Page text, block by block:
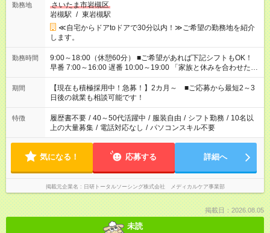
勤務地
さいたま市岩槻区
岩槻駅 / 東岩槻駅
≪自宅からドアtoドアで30分以内！≫ご希望の勤務地を紹介
します。
勤務時間
9:00～18:00（休憩60分） ■ご希望があれば下記シフトもOK！
早番 7:00～16:00 遅番 10:00～19:00 「家族と休みを合わせた
い」 「余裕を持って夕飯の準備がしたい」 「できれば残業はし
たくない」 など、ご希望を教えてくださいね。 ※Wワーク希望
の方へ 今ご覧のお仕事で希望する勤務時間と、もう1つのお仕事
の勤務時間。 合計で週40時間を超える場合は応募できません。
期間
【現在も積極採用中！急募！】2カ月～ ■ご応募から最短2～3
日後の就業も相談可能です！
特徴 履歴書不要 / 40～50代活躍中 / 服装自由 / シフト勤務 / 10名以
上の大量募集 / 電話対応なし / パソコンスキル不要
気になる！ 応募する 詳細へ
掲載元企業名 日研トータルソーシング株式会社 メディカルケア事業部
掲載日：2026.08.05
未読